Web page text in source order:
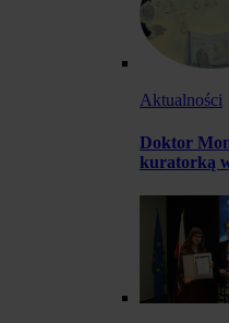
Aktualności
Doktor
kuratorką